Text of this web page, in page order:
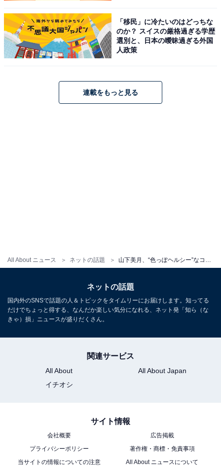
All About ニュース ネットの話題 山下美月、“色っぽヘルシー”なコーデで美デコルテあらわに！ 『CanCam』10月号のオフショットを公開
「移民」に冷たいのはどっちな
のか？ スイスの厳格過ぎる学歴
選別と、日本の曖昧過ぎる外国
人政策
連載をもっと見る
ネットの話題
国内外のSNSで話題の人＆トピックをタイムリーにお届けします。知ってる
だけでちょっと得する、なんだか楽しい気分になれる、ネット発「知ら（な
きゃ）損」ニュースが盛りだくさん。
関連サービス
All About
All About Japan
イチオシ
サイト情報
会社概要
広告掲載
プライバシーポリシー
著作権・商標・免責事項
当サイトの情報についての注意
All About ニュースについて